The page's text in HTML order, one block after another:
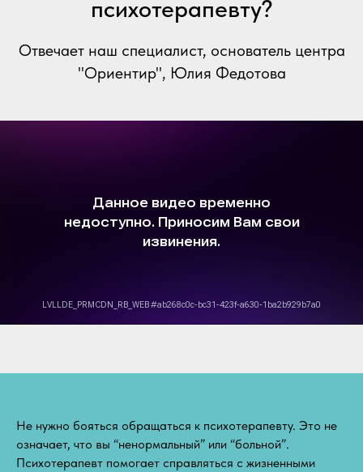
психотерапевту?
Отвечает наш специалист, основатель центра
"Ориентир", Юлия Федотова
Не нужно бояться обращаться к психотерапевту. Это не
означает, что вы “ненормальный” или “больной”.
Психотерапевт помогает справляться с жизненными